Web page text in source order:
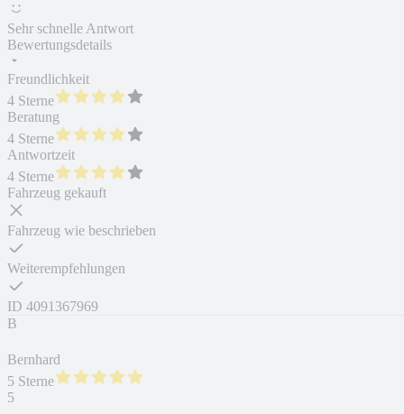
Sehr schnelle Antwort
Bewertungsdetails
Freundlichkeit
4 Sterne
Beratung
4 Sterne
Antwortzeit
4 Sterne
Fahrzeug gekauft
Fahrzeug wie beschrieben
Weiterempfehlungen
ID 4091367969
B
Bernhard
5 Sterne
5